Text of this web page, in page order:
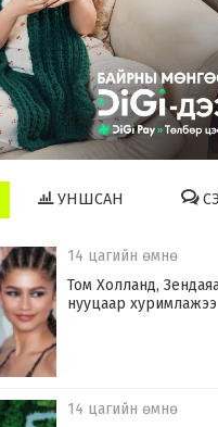
УНШСАН
14 цагийн өмнө
Том Холланд,
нууцаар хуримлажээ
14 цагийн өмнө